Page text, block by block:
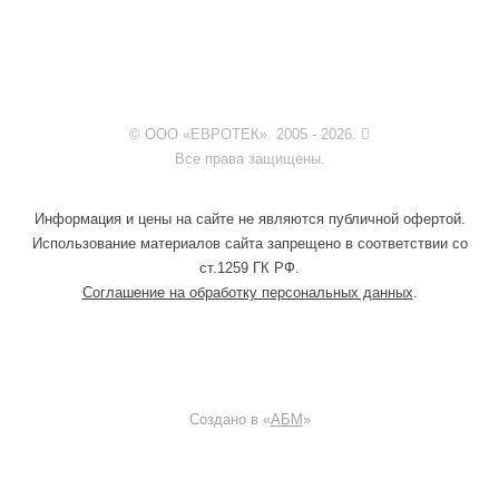
© ООО «ЕВРОТЕК». 2005 - 2026.
Все права защищены.
Информация и цены на сайте не являются публичной офертой.
Использование материалов сайта запрещено в соответствии со
ст.1259 ГК РФ.
Соглашение на обработку персональных данных
Создано в «АБМ »